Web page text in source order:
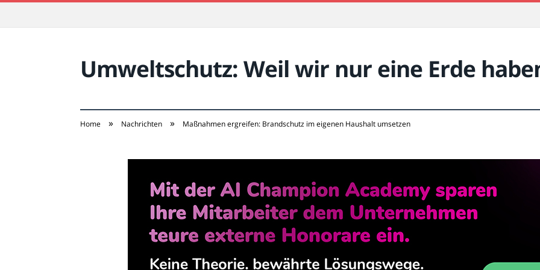
Umweltschutz: Weil wir nur eine Erde
Home » Nachrichten » Maßnahmen ergreifen: Brandschutz im eigenen Haushalt umsetzen